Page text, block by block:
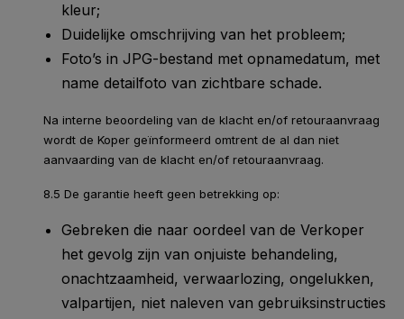
kleur;
Duidelijke omschrijving van het probleem;
Foto’s in JPG-bestand met opnamedatum, met
name detailfoto van zichtbare schade.
Na interne beoordeling van de klacht en/of retouraanvraag
wordt de Koper geïnformeerd omtrent de al dan niet
aanvaarding van de klacht en/of retouraanvraag.
8.5 De garantie heeft geen betrekking op:
Gebreken die naar oordeel van de Verkoper
het gevolg zijn van onjuiste behandeling,
onachtzaamheid, verwaarlozing, ongelukken,
valpartijen, niet naleven van gebruiksinstructies